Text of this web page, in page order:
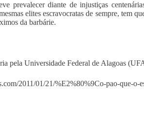
prevalecer diante de injustiças
elites escravocratas de sempre, tem
da barbárie.
pela Universidade Federal de Alagoas
2011/01/21/%E2%80%9Co-pao-que-o-